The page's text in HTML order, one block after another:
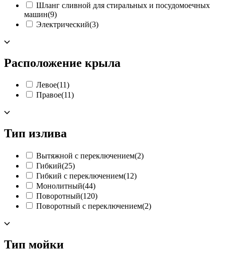
Шланг сливной для стиральных и посудомоечных
машин(9)
Электрический(3)
Расположение крыла
Левое(11)
Правое(11)
Тип излива
Вытяжной с переключением(2)
Гибкий(25)
Гибкий с переключением(12)
Монолитный(44)
Поворотный(120)
Поворотный с переключением(2)
Тип мойки